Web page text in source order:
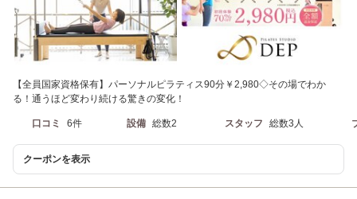
【全員国家資格保有】パーソナルピラティス90分￥2,980◇その場でわか
る！通うほど変わり続ける驚きの変化！
口コミ 6件 設備 総数2 スタッフ 総数3人
クーポンを表示